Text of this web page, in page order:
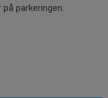
parkeringen.